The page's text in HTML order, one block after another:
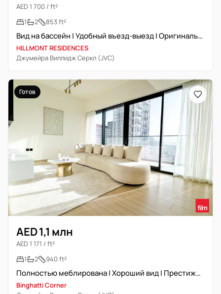
AED 1 700 / ft²
1
2 853 ft²
Вид на бассейн | Удобный въезд-выезд | Оригинальная перепродажа
HILLMONT RESIDENCES
Джумейра Виллидж Серкл (JVC)
Готов
AED 1,1 млн
AED 1 171 / ft²
1
2 940 ft²
Полностью меблирована | Хороший вид | Престижный район
Binghatti Corner